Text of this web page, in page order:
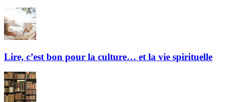
Lire, c’est bon pour la culture… et la vie spirituelle